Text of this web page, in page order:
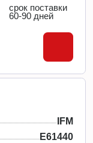
срок поставки
60-90 дней
IFM
E61440